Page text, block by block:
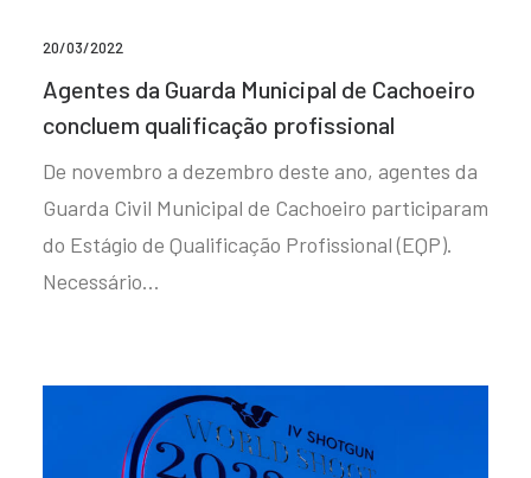
20/03/2022
Agentes da Guarda Municipal de Cachoeiro
concluem qualificação profissional
De novembro a dezembro deste ano, agentes da
Guarda Civil Municipal de Cachoeiro participaram
do Estágio de Qualificação Profissional (EQP).
Necessário…